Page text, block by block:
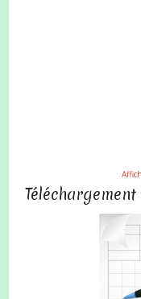
Téléchargement